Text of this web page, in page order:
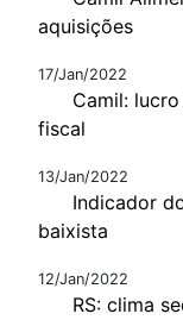
aquisições
17/Jan/2022
Camil:
fiscal
13/Jan/2022
Indicador
baixista
12/Jan/2022
RS: clima